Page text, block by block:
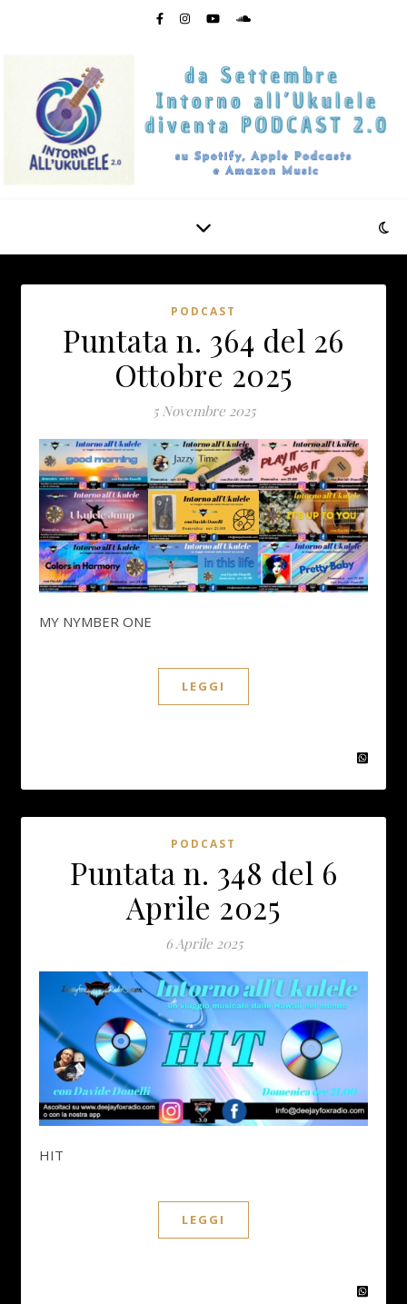
PODCAST
Puntata n. 364 del 26
Ottobre 2025
5 Novembre 2025
MY NYMBER ONE
LEGGI
PODCAST
Puntata n. 348 del 6
Aprile 2025
6 Aprile 2025
HIT
LEGGI